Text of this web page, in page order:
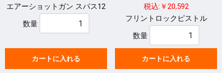
エアーショットガン スパス12
数量
カートに入れる
税込:￥20,592
フリントロックピストル
数量
カートに入れる